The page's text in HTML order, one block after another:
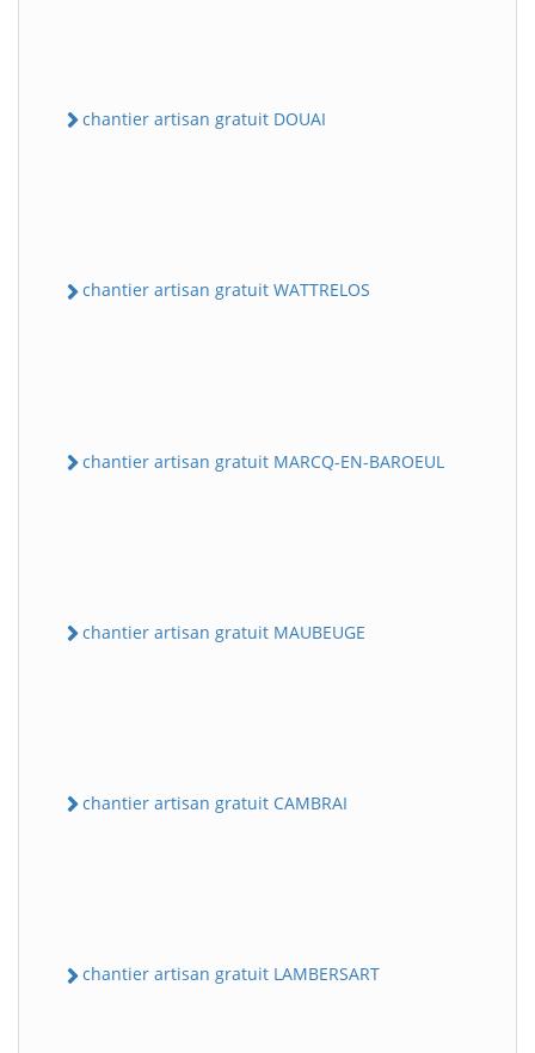
chantier artisan gratuit DOUAI
chantier artisan gratuit WATTRELOS
chantier artisan gratuit MARCQ-EN-BAROEUL
chantier artisan gratuit MAUBEUGE
chantier artisan gratuit CAMBRAI
chantier artisan gratuit LAMBERSART